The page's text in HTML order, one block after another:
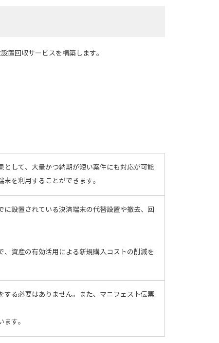
置回収サービスを構築します。
して、大量かつ納期が短い案件にも対応が可能
を利用することができます。
設置されている決済端末の代替設置や撤去、回
資産の有効活用による新規購入コストの削減を
る必要はありません。また、マニフェスト伝票
す。